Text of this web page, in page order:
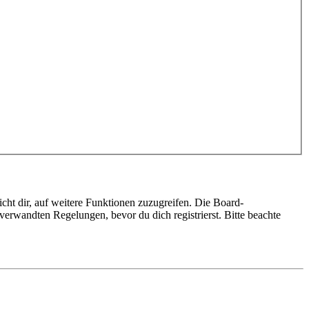
dir, auf weitere Funktionen zuzugreifen. Die Board-
Regelungen, bevor du dich registrierst. Bitte beachte